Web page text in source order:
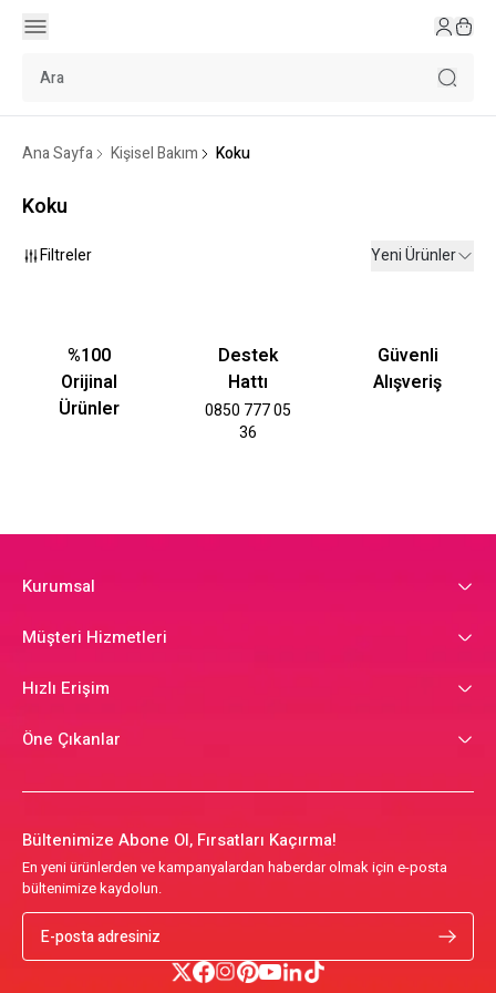
Ana Sayfa Kişisel Bakım Koku
Koku
Filtreler Yeni Ürünler
%100
Orijinal
Ürünler
Destek
Hattı
0850 777 05
36
Güvenli
Alışveriş
Kurumsal
Müşteri Hizmetleri
Hızlı Erişim
Öne Çıkanlar
Bültenimize Abone Ol, Fırsatları Kaçırma!
En yeni ürünlerden ve kampanyalardan haberdar olmak için e-posta
bültenimize kaydolun.